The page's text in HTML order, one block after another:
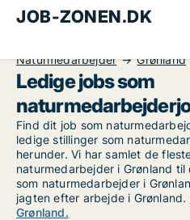
JOB-ZONEN.DK
Naturmedarbejder
Grønland
Ledige jobs som
Find dit job som
ledige stillinger som
herunder. Vi har samlet de
naturmedarbejder i Grønland
som naturmedarbejder i
jagten efter arbejde i Grønland.
Grønland.